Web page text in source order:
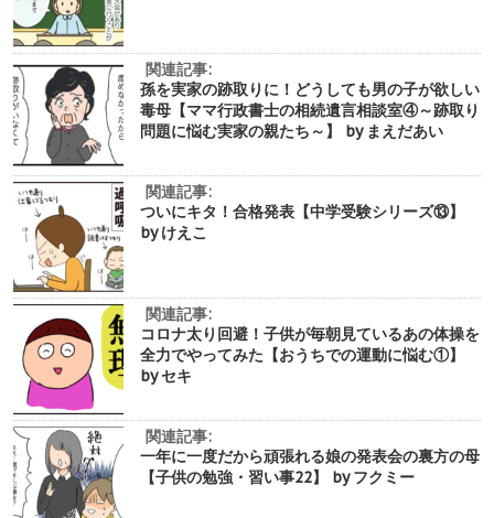
関連記事:
孫を実家の跡取りに！どうしても男の子が欲しい
毒母【ママ行政書士の相続遺言相談室④～跡取り
問題に悩む実家の親たち～】 by まえだあい
関連記事:
ついにキタ！合格発表【中学受験シリーズ⑬】
by けえこ
関連記事:
コロナ太り回避！子供が毎朝見ているあの体操を
全力でやってみた【おうちでの運動に悩む①】
by セキ
関連記事:
一年に一度だから頑張れる娘の発表会の裏方の母
【子供の勉強・習い事22】 by フクミー